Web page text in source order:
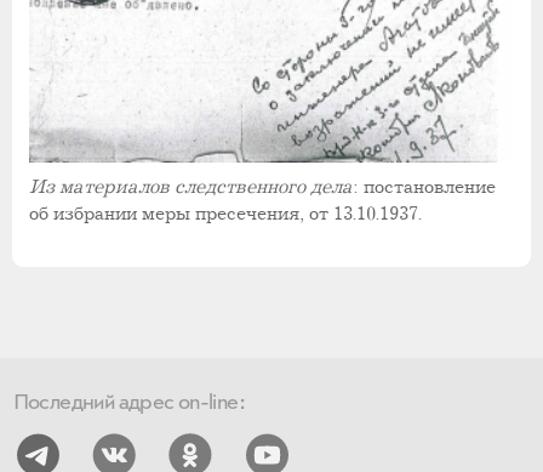
Из материалов следственного дела: постановление
об избрании меры пресечения, от 13.10.1937.
Последний адрес on-line: